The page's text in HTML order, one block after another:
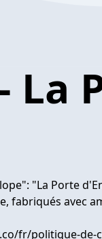
La
"La Porte
fabriqués avec
fr/politique-